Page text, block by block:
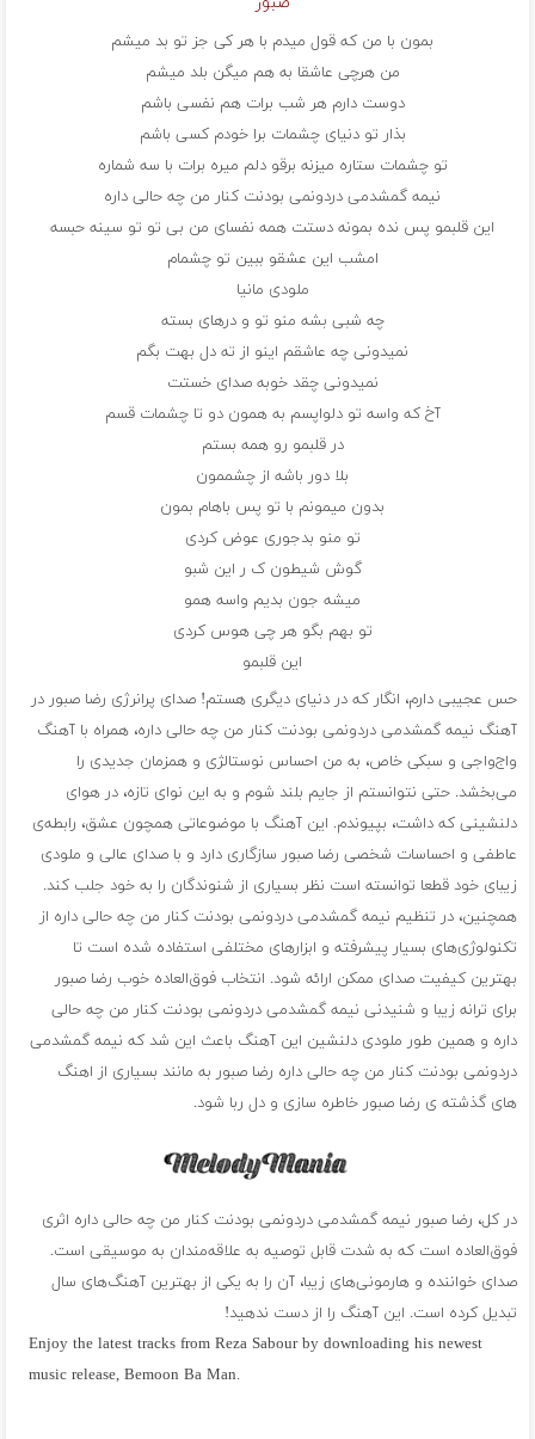
بمون با من که قول میدم با هر کى جز تو بد میشم
من هرچى عاشقا به هم میگن بلد میشم
دوست دارم هر شب برات هم نفسى باشم
بذار تو دنیاى چشمات برا خودم کسى باشم
تو چشمات ستاره میزنه برقو دلم میره برات با سه شماره
نیمه گمشدمى دردونمى بودنت کنار من چه حالى داره
این قلبمو پس نده بمونه دستت همه نفساى من بى تو تو سینه حبسه
امشب این عشقو ببین تو چشمام
ملودی مانیا
چه شبى بشه منو تو و درهاى بسته
نمیدونى چه عاشقم اینو از ته دل بهت بگم
نمیدونى چقد خوبه صداى خستت
آخ که واسه تو دلواپسم به همون دو تا چشمات قسم
در قلبمو رو همه بستم
بلا دور باشه از چشممون
بدون میمونم با تو پس باهام بمون
تو منو بدجورى عوض کردى
گوش شیطون ک ر این شبو
میشه جون بدیم واسه همو
تو بهم بگو هر چى هوس کردى
این قلبمو
حس عجیبی دارم، انگار که در دنیای دیگری هستم! صدای پرانرژی رضا صبور در
آهنگ نیمه گمشدمى دردونمى بودنت کنار من چه حالى داره، همراه با آهنگ
واج‌واجی و سبکی خاص، به من احساس نوستالژی و همزمان جدیدی را
می‌بخشد. حتی نتوانستم از جایم بلند شوم و به این نوای تازه، در هوای
دلنشینی که داشت، بپیوندم. این آهنگ با موضوعاتی همچون عشق، رابطه‌ی
عاطفی و احساسات شخصی رضا صبور سازگاری دارد و با صدای عالی و ملودی
زیبای خود قطعا توانسته است نظر بسیاری از شنوندگان را به خود جلب کند.
همچنین، در تنظیم نیمه گمشدمى دردونمى بودنت کنار من چه حالى داره از
تکنولوژی‌های بسیار پیشرفته و ابزارهای مختلفی استفاده شده است تا
بهترین کیفیت صدای ممکن ارائه شود. انتخاب فوق‌العاده خوب رضا صبور
برای ترانه زیبا و شنیدنی نیمه گمشدمى دردونمى بودنت کنار من چه حالى
داره و همین طور ملودی دلنشین این آهنگ باعث این شد که نیمه گمشدمى
دردونمى بودنت کنار من چه حالى داره رضا صبور به مانند بسیاری از اهنگ
های گذشته ی رضا صبور خاطره سازی و دل ربا شود.
در کل، رضا صبور نیمه گمشدمى دردونمى بودنت کنار من چه حالى داره اثری
فوق‌العاده است که به شدت قابل توصیه به علاقه‌مندان به موسیقی است.
صدای خواننده و هارمونی‌های زیبا، آن را به یکی از بهترین آهنگ‌های سال
تبدیل کرده است. این آهنگ را از دست ندهید!
Enjoy the latest tracks from Reza Sabour by downloading his newest
music release, Bemoon Ba Man.